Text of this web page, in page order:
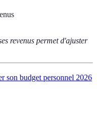
revenus permet d'ajuster
son budget personnel 2026